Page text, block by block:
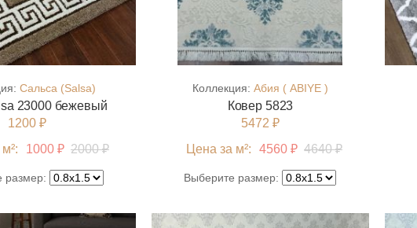
Сальса (Salsa)
23000 бежевый
1200 ₽
1000 ₽ 2000 ₽
размер:
Коллекция: Абия ( ABIYE )
Ковер 5823
5472 ₽
Цена за м²:
4560 ₽ 4640 ₽
Выберите размер: